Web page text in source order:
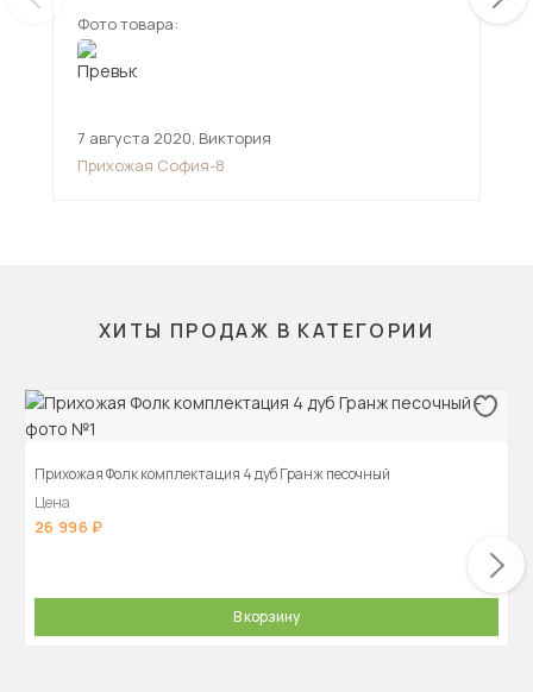
Фото товара:
7 августа 2020, Виктория
Прихожая София-8
ХИТЫ ПРОДАЖ В КАТЕГОРИИ
Прихожая Фолк комплектация 4 дуб Гранж песочный
Цена
26 996
В корзину